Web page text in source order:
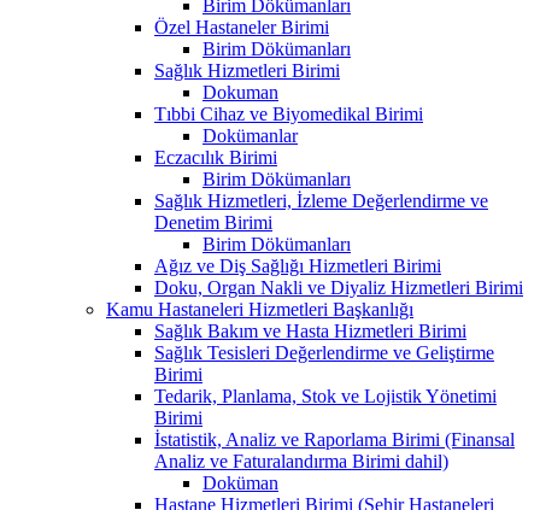
Birim Dökümanları
Özel Hastaneler Birimi
Birim Dökümanları
Sağlık Hizmetleri Birimi
Dokuman
Tıbbi Cihaz ve Biyomedikal Birimi
Dokümanlar
Eczacılık Birimi
Birim Dökümanları
Sağlık Hizmetleri, İzleme Değerlendirme ve
Denetim Birimi
Birim Dökümanları
Ağız ve Diş Sağlığı Hizmetleri Birimi
Doku, Organ Nakli ve Diyaliz Hizmetleri Birimi
Kamu Hastaneleri Hizmetleri Başkanlığı
Sağlık Bakım ve Hasta Hizmetleri Birimi
Sağlık Tesisleri Değerlendirme ve Geliştirme
Birimi
Tedarik, Planlama, Stok ve Lojistik Yönetimi
Birimi
İstatistik, Analiz ve Raporlama Birimi (Finansal
Analiz ve Faturalandırma Birimi dahil)
Doküman
Hastane Hizmetleri Birimi (Şehir Hastaneleri